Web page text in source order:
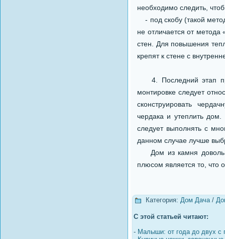
необходимо следить,
- под скобу (такой
не отличается от метода
стен. Для повышения
крепят к стене с
4. Последний этап
монтировке следует
сконструировать
чердака и утеплить
следует выполнять с
данном случае лучше
Дом из камня
плюсом является то, что
Категория: Дом Дача/
С этой статьей читают:
- Малыши: от года до двух с